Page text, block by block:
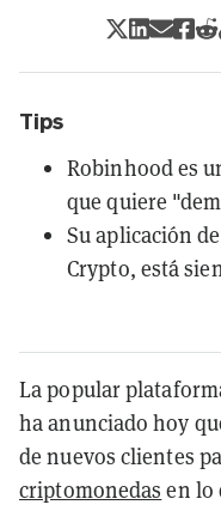
Tips
Robinhood es
que quiere
Su aplicación
Crypto, está
La popular
ha anunciado hoy
de nuevos clientes
criptomonedas en lo